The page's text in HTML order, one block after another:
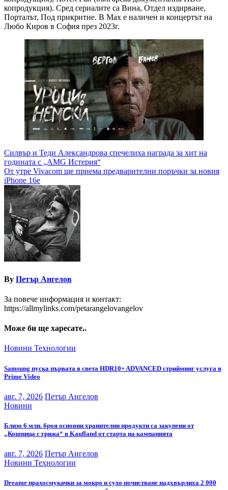
копродукция). Сред сериалите са Вина, Отдел издирване,
Порталът, Под прикритие. В Max е наличен и концертът на
Любо Киров в София през 2023г.
Навигация
Силвър и Теди Александрова спечелиха награда за хит на
годината с „AMG Истерия“
От утре Vivacom ще приема предварителни поръчки за новия
iPhone 16e
By Петър Ангелов
За повече информация и контакт:
https://allmylinks.com/petarangelovangelov
Може би ще харесате..
Новини Технологии
Samsung пуска първата в света HDR10+ ADVANCED стрийминг услуга в
Prime Video
авг. 7, 2026 Петър Ангелов
Новини
Близо 6 млн. броя основни хранителни продукти са закупени от
„Кошница с грижа“ в Kaufland от старта на кампанията
авг. 7, 2026 Петър Ангелов
Новини Технологии
Dreame прахосмукачки за мокро и сухо почистване надхвърлиха 2 000